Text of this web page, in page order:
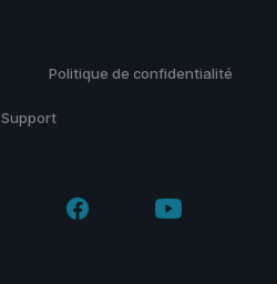
Politique de confidentialité
Support